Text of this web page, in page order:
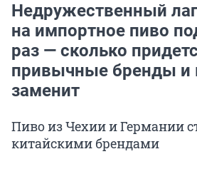
Недружественный
на импортное пиво
раз — сколько
привычные бренды и
заменит
Пиво из Чехии и Германии
китайскими брендами